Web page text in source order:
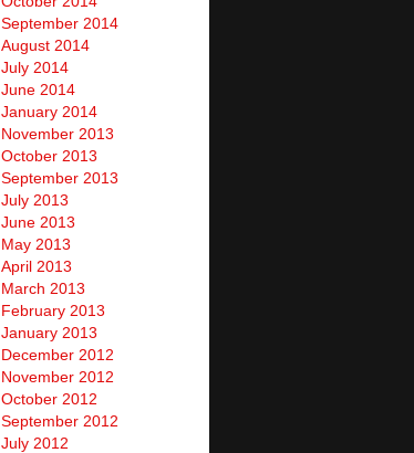
September 2014
August 2014
July 2014
June 2014
January 2014
November 2013
October 2013
September 2013
July 2013
June 2013
May 2013
April 2013
March 2013
February 2013
January 2013
December 2012
November 2012
October 2012
September 2012
July 2012